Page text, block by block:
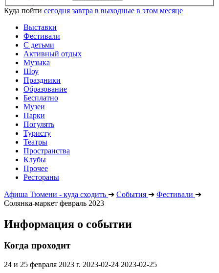
Куда пойти сегодня завтра в выходные в этом месяце
Выставки
Фестивали
С детьми
Активный отдых
Музыка
Шоу
Праздники
Образование
Бесплатно
Музеи
Парки
Погулять
Туристу
Театры
Пространства
Клубы
Прочее
Рестораны
Афиша Тюмени - куда сходить ➔ События ➔ Фестивали ➔
Солянка-маркет февраль 2023
Информация о событии
Когда проходит
24 и 25 февраля 2023 г. 2023-02-24 2023-02-25